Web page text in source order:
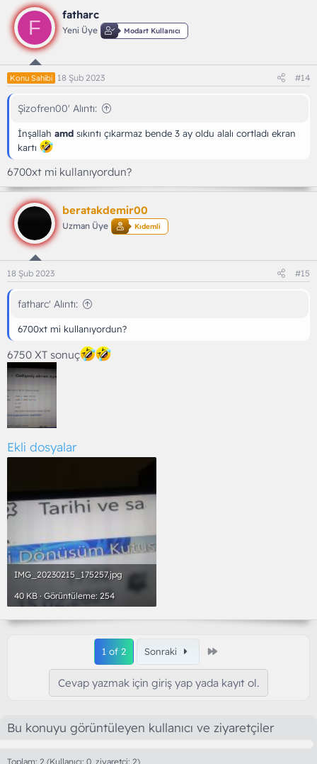
F
fatharc
Yeni Üye Modart Kullanıcı
Konu Sahibi 18 Şub 2023 #14
Şizofren00' Alıntı:
İnşallah amd sıkıntı çıkarmaz bende 3 ay oldu alalı cortladı ekran
kartı
6700xt mi kullanıyordun?
beratakdemir00
Uzman Üye Kıdemli
18 Şub 2023 #15
fatharc' Alıntı:
6700xt mi kullanıyordun?
6750 XT sonuç
Ekli dosyalar
IMG_20230215_175257.jpg
40 KB · Görüntüleme: 254
1 of 2 Sonraki
Cevap yazmak için giriş yap yada kayıt ol.
Bu konuyu görüntüleyen kullanıcı ve ziyaretçiler
Toplam: 2 (Kullanıcı: 0, ziyaretçi: 2)